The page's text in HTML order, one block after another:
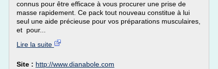
connus pour être efficace à vous procurer une prise de
masse rapidement. Ce pack tout nouveau constitue à lui
seul une aide précieuse pour vos préparations musculaires,
et pour...
Lire la suite
Site : http://www.dianabole.com